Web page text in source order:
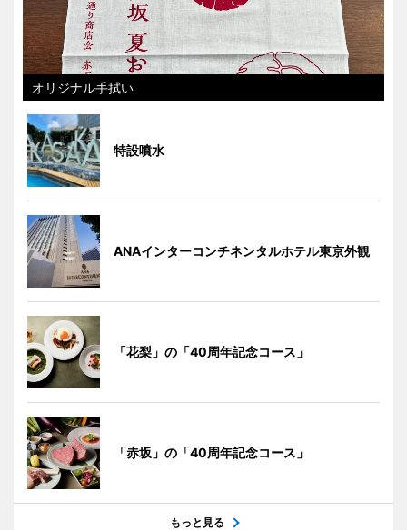
オリジナル手拭い
特設噴水
ANAインターコンチネンタルホテル東京外観
「花梨」の「40周年記念コース」
「赤坂」の「40周年記念コース」
もっと見る